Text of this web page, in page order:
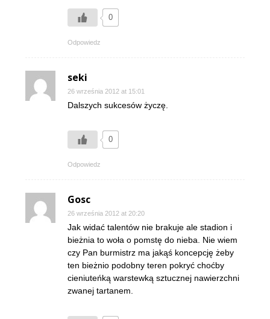
0
Odpowiedz
seki
26 września 2012 at 15:01
Dalszych sukcesów życzę.
0
Odpowiedz
Gosc
26 września 2012 at 20:20
Jak widać talentów nie brakuje ale stadion i
bieżnia to woła o pomstę do nieba. Nie wiem
czy Pan burmistrz ma jakąś koncepcję żeby
ten bieżnio podobny teren pokryć choćby
cieniuteńką warstewką sztucznej nawierzchni
zwanej tartanem.